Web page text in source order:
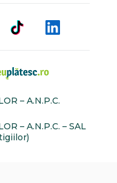
– A.N.P.C.
– A.N.P.C. – SAL